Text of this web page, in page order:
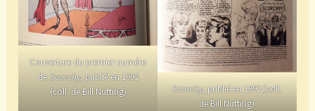
Couverture du premier numéro
deScorchy, publié en 1992
(coll. de Bill Nutting)
Scorchy, publié en 1992 (coll.
de Bill Nutting)